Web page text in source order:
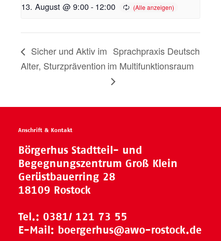
13. August @ 9:00- 12:00
Sicher und Aktiv im
Alter, Sturzprävention
Sprachpraxis Deutsch
im Multifunktionsraum
Anschrift & Kontakt
Börgerhus Stadtteil- und
Begegnungszentrum Groß Klein
Gerüstbauerring 28
18109 Rostock
Tel.: 0381/ 121 73 55
E-Mail: boergerhus@awo-rostock.de